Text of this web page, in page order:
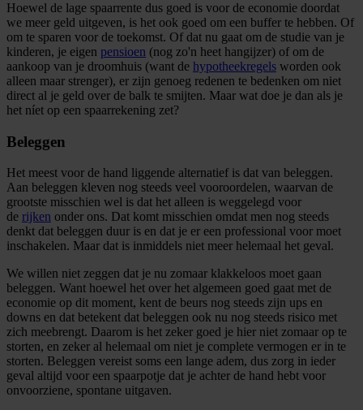
Hoewel de lage spaarrente dus goed is voor de economie doordat
we meer geld uitgeven, is het ook goed om een buffer te hebben. Of
om te sparen voor de toekomst. Of dat nu gaat om de studie van je
kinderen, je eigen pensioen (nog zo'n heet hangijzer) of om de
aankoop van je droomhuis (want de hypotheekregels worden ook
alleen maar strenger), er zijn genoeg redenen te bedenken om niet
direct al je geld over de balk te smijten. Maar wat doe je dan als je
het níet op een spaarrekening zet?
Beleggen
Het meest voor de hand liggende alternatief is dat van beleggen.
Aan beleggen kleven nog steeds veel vooroordelen, waarvan de
grootste misschien wel is dat het alleen is weggelegd voor
de rijken onder ons. Dat komt misschien omdat men nog steeds
denkt dat beleggen duur is en dat je er een professional voor moet
inschakelen. Maar dat is inmiddels niet meer helemaal het geval.
We willen niet zeggen dat je nu zomaar klakkeloos moet gaan
beleggen. Want hoewel het over het algemeen goed gaat met de
economie op dit moment, kent de beurs nog steeds zijn ups en
downs en dat betekent dat beleggen ook nu nog steeds risico met
zich meebrengt. Daarom is het zeker goed je hier niet zomaar op te
storten, en zeker al helemaal om niet je complete vermogen er in te
storten. Beleggen vereist soms een lange adem, dus zorg in ieder
geval altijd voor een spaarpotje dat je achter de hand hebt voor
onvoorziene, spontane uitgaven.